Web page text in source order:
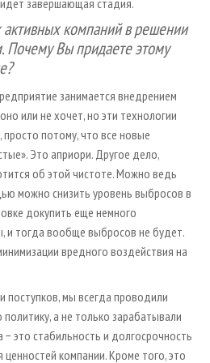
компаний в решении
Почему Вы придаете этому
занимается внедрением
или не хочет, но эти технологии
просто потому, что все новые
Это априори. Другое дело,
об этой чистоте. Можно ведь
можно снизить уровень выбросов в
докупить еще немного
и тогда вообще выбросов не будет.
вредного воздействия на
поступков, мы всегда проводили
а не только зарабатывали
− это стабильность и долгосрочность
компании. Кроме того, это